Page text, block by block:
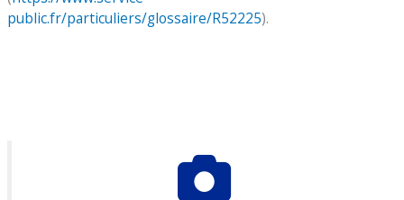
public.fr/particuliers/glossaire/R52225).